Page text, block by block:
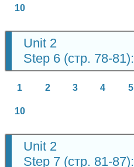
10
Unit 2
Step 6 (стр. 78-81):
1 2 3 4 5
10
Unit 2
Step 7 (стр. 81-87):